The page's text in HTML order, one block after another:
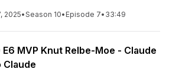
2025•Season 10• Episode 7• 33:49
E6 MVP Knut Relbe-Moe - Claude
Claude